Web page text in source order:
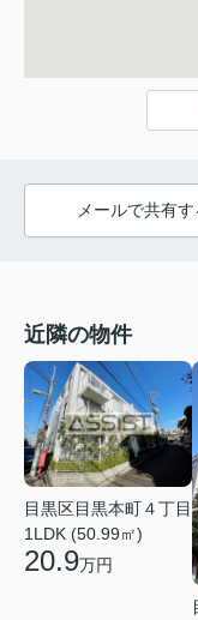
メールで共有す
近隣の物件
目黒区目黒本町４丁目
1LDK (50.99㎡)
20.9万円